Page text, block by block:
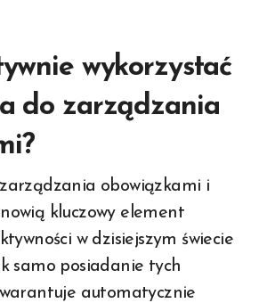
wykorzystać
do zarządzania
obowiązkami i
kluczowy element
w dzisiejszym świecie
samo posiadanie tych
automatycznie